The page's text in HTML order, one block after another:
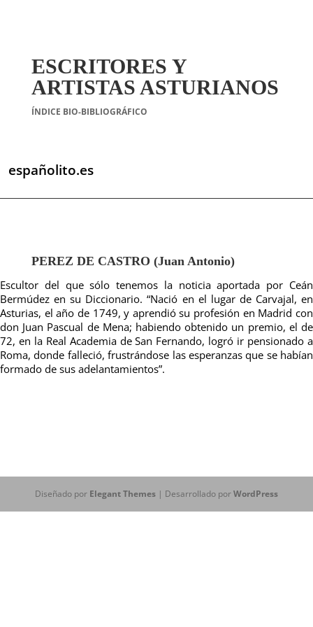
ESCRITORES Y
ARTISTAS ASTURIANOS
ÍNDICE BIO-BIBLIOGRÁFICO
españolito.es
PEREZ DE CASTRO (Juan Antonio)
Escultor del que sólo tenemos la noticia aportada por Ceán
Bermúdez en su Diccionario. “Nació en el lugar de Carvajal, en
Asturias, el año de 1749, y aprendió su profesión en Madrid con
don Juan Pascual de Mena; habiendo obtenido un premio, el de
72, en la Real Academia de San Fernando, logró ir pensionado a
Roma, donde falleció, frustrándose las esperanzas que se habían
formado de sus adelantamientos”.
Diseñado por Elegant Themes| Desarrollado porWordPress